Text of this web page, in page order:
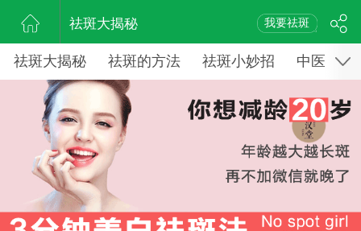
祛斑大揭秘 我要祛斑
祛斑大揭秘 祛斑的方法 祛斑小妙招 中医药祛